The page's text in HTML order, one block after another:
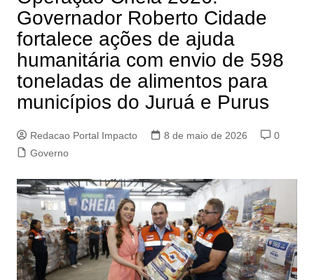
Governador Roberto Cidade
fortalece ações de ajuda
humanitária com envio de 598
toneladas de alimentos para
municípios do Juruá e Purus
Redacao Portal Impacto 8 de maio de 2026
0
Governo